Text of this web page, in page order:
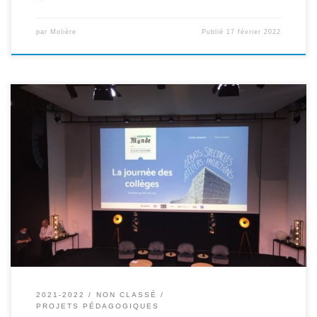
par Molière Publié 17 février 2022
Les élèves de 4ème B ont eu la chance de passer un après-midi
dans les tous nouveaux locaux du journal Le Monde pour
rencontrer des journalistes de diverses rubriques du quotidien et
leur poser des questions.Cette rencontre était organisée dans le
cadre du « Festival du Monde » organisé pour associer le […]
2021-2022
NON CLASSÉ
PROJETS PÉDAGOGIQUES